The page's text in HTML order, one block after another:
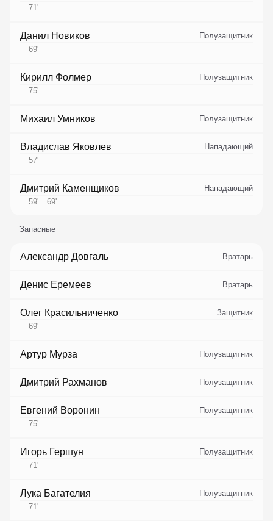
71'
Данил Новиков
Полузащитник
69'
Кирилл Фолмер
Полузащитник
75'
Михаил Умников Полузащитник
Владислав Яковлев
Нападающий
57'
Дмитрий Каменщиков
Нападающий
59' 69'
Запасные
Александр Довгаль Вратарь
Денис Еремеев Вратарь
Олег Красильниченко
Защитник
69'
Артур Мурза Полузащитник
Дмитрий Рахманов Полузащитник
Евгений Воронин
Полузащитник
75'
Игорь Гершун
Полузащитник
71'
Лука Багателия
Полузащитник
71'